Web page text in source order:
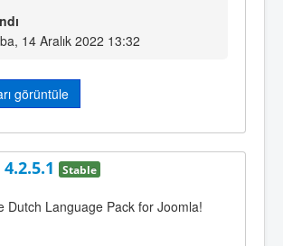
14 Aralık 2022 13:32
görüntüle
Stable
Dutch Language Pack for Joomla!